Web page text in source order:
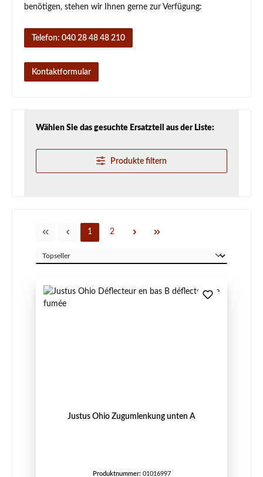
benötigen, stehen wir Ihnen gerne zur Verfügung:
Telefon: 040 28 48 48 210
Kontaktformular
Wählen Sie das gesuchte Ersatzteil aus der Liste:
Produkte filtern
Seite
1 Seite
2
Justus Ohio Zugumlenkung unten A
Produktnummer: 01016997